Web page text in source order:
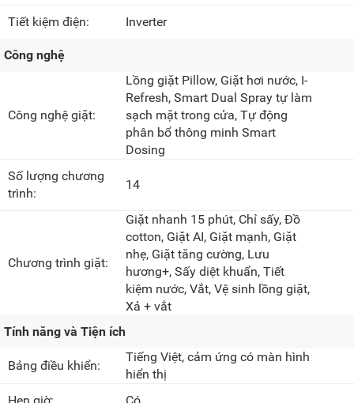
Tiết kiệm điện: Inverter
Công nghệ
Công nghệ giặt:
Lồng giặt Pillow, Giặt hơi nước, I-
Refresh, Smart Dual Spray tự làm
sạch mặt trong cửa, Tự động
phân bổ thông minh Smart
Dosing
Số lượng chương
trình:
14
Chương trình giặt:
Giặt nhanh 15 phút, Chỉ sấy, Đồ
cotton, Giặt AI, Giặt mạnh, Giặt
nhẹ, Giặt tăng cường, Lưu
hương+, Sấy diệt khuẩn, Tiết
kiệm nước, Vắt, Vệ sinh lồng giặt,
Xả + vắt
Tính năng và Tiện ích
Bảng điều khiển:
Tiếng Việt, cảm ứng có màn hình
hiển thị